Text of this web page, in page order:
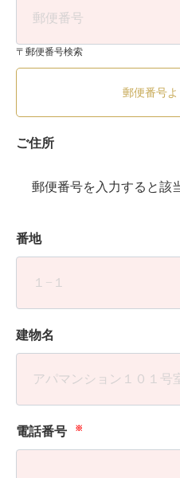
〒郵便番号検索
郵便番号
ご住所
郵便番号を入力すると該
番地
建物名
電話番号 ※